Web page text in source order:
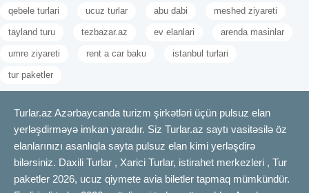
qebele turlari ucuz turlar abu dabi meshed ziyareti
tayland turu tezbazar.az ev elanlari arenda masinlar
umre ziyareti rent a car baku istanbul turlari
tur paketler
Turlar.az Azərbaycanda turizm şirkətləri üçün pulsuz elan
yerləşdirməyə imkan yaradır. Siz Turlar.az saytı vasitəsilə öz
elanlarınızı asanlıqla sayta pulsuz elan kimi yerləşdirə
bilərsiniz. Daxili Turlar , Xarici Turlar, istirahet merkezleri , Tur
paketler 2026, ucuz qiymete avia biletler tapmaq mümkündür.